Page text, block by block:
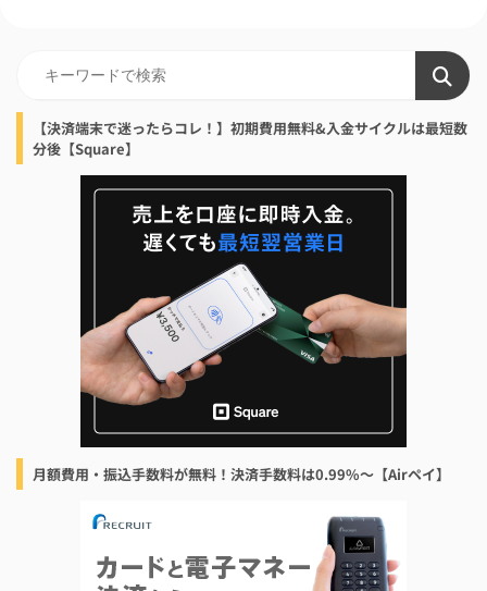
【決済端末で迷ったらコレ！】初期費用無料&入金サイクルは最短数
分後【Square】
月額費用・振込手数料が無料！決済手数料は0.99%〜【Airペイ】